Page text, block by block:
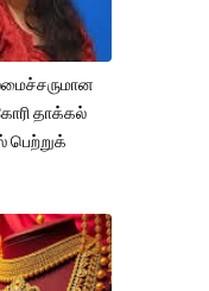
தாக்கல்
பெற்றுக்